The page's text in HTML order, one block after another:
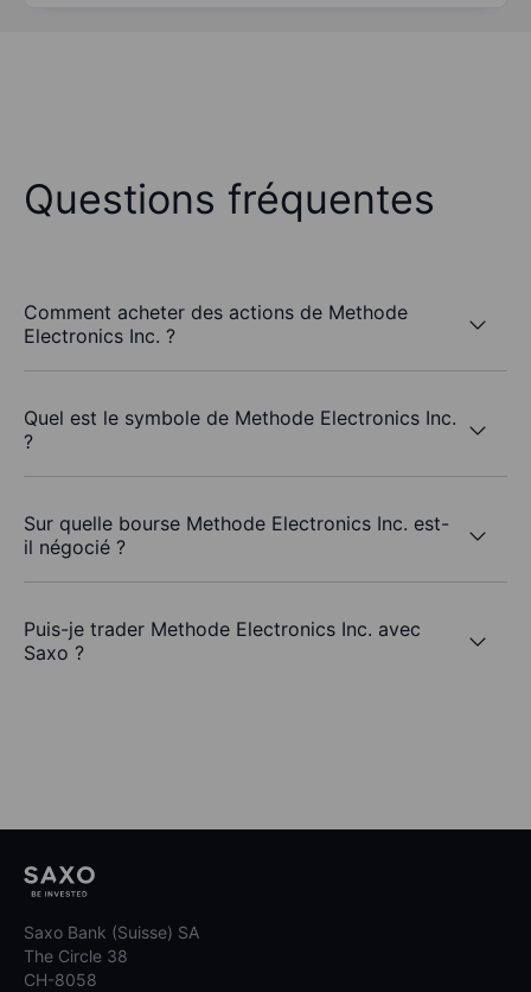
Questions fréquentes
Comment acheter des actions de Methode
Electronics Inc. ?
Quel est le symbole de Methode Electronics Inc.
?
Sur quelle bourse Methode Electronics Inc. est-
il négocié ?
Puis-je trader Methode Electronics Inc. avec
Saxo ?
Saxo Bank (Suisse) SA
The Circle 38
CH-8058